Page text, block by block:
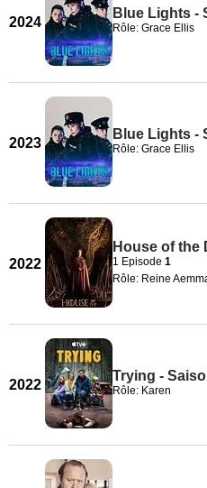
2024
Blue Lights -
Rôle: Grace Ellis
2023
Blue Lights -
Rôle: Grace Ellis
2022
House of the
1 Episode 1
Rôle: Reine
2022
Trying -
Rôle: Karen